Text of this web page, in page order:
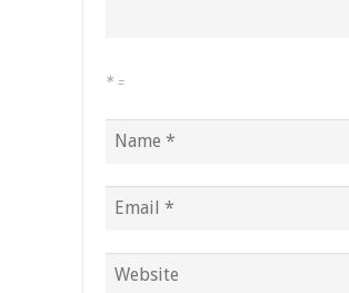
* =